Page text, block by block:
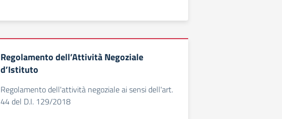
Regolamento dell’Attività Negoziale
d’Istituto
Regolamento dell'attività negoziale ai sensi dell'art.
44 del D.I. 129/2018